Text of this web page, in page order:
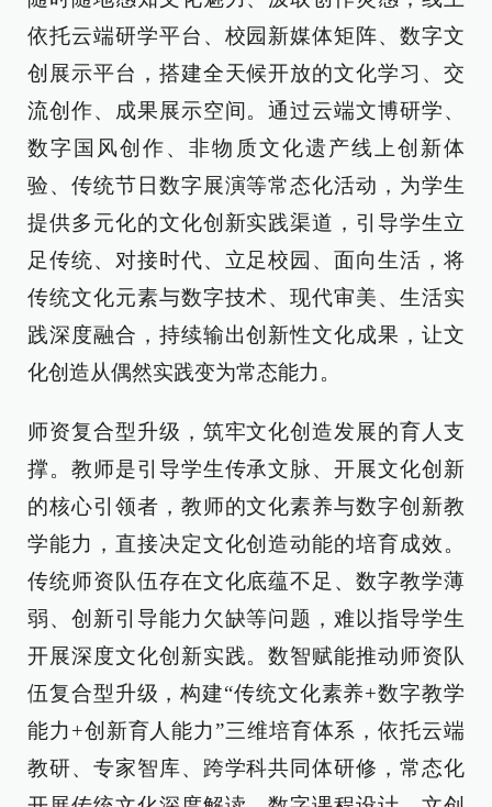
依托云端研学平台、校园新媒体矩阵、数字文
创展示平台，搭建全天候开放的文化学习、交
流创作、成果展示空间。通过云端文博研学、
数字国风创作、非物质文化遗产线上创新体
验、传统节日数字展演等常态化活动，为学生
提供多元化的文化创新实践渠道，引导学生立
足传统、对接时代、立足校园、面向生活，将
传统文化元素与数字技术、现代审美、生活实
践深度融合，持续输出创新性文化成果，让文
化创造从偶然实践变为常态能力。
师资复合型升级，筑牢文化创造发展的育人支
撑。教师是引导学生传承文脉、开展文化创新
的核心引领者，教师的文化素养与数字创新教
学能力，直接决定文化创造动能的培育成效。
传统师资队伍存在文化底蕴不足、数字教学薄
弱、创新引导能力欠缺等问题，难以指导学生
开展深度文化创新实践。数智赋能推动师资队
伍复合型升级，构建“传统文化素养+数字教学
能力+创新育人能力”三维培育体系，依托云端
教研、专家智库、跨学科共同体研修，常态化